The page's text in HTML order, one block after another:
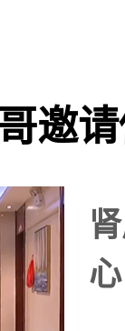
邀